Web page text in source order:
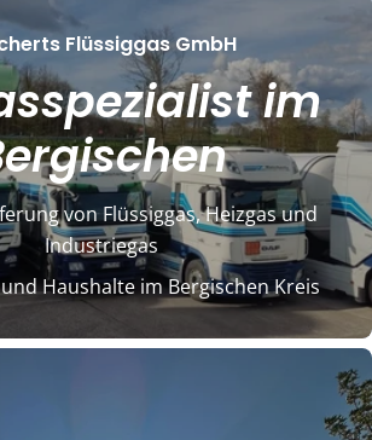
Flüssiggas GmbH
im
von Flüssiggas, Heizgas und
Industriegas
Haushalte im Bergischen Kreis